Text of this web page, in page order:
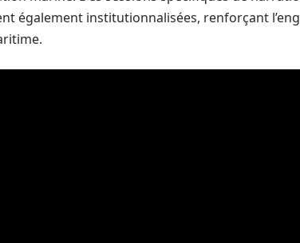
également institutionnalisées, renforçant